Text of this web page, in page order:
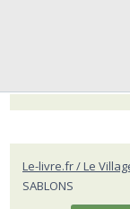
Le-livre.fr / Le
SABLONS